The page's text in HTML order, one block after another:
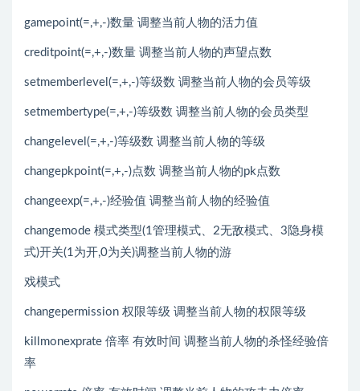
gamepoint(=,+,-)数量 调整当前人物的活力值
creditpoint(=,+,-)数量 调整当前人物的声望点数
setmemberlevel(=,+,-)等级数 调整当前人物的会员等级
setmembertype(=,+,-)等级数 调整当前人物的会员类型
changelevel(=,+,-)等级数 调整当前人物的等级
changepkpoint(=,+,-)点数 调整当前人物的pk点数
changeexp(=,+,-)经验值 调整当前人物的经验值
changemode 模式类型(1管理模式、2无敌模式、3隐身模
式)开关(1为开,0为关)调整当前人物的游
戏模式
changepermission 权限等级 调整当前人物的权限等级
killmonexprate 倍率 有效时间 调整当前人物的杀怪经验倍
率